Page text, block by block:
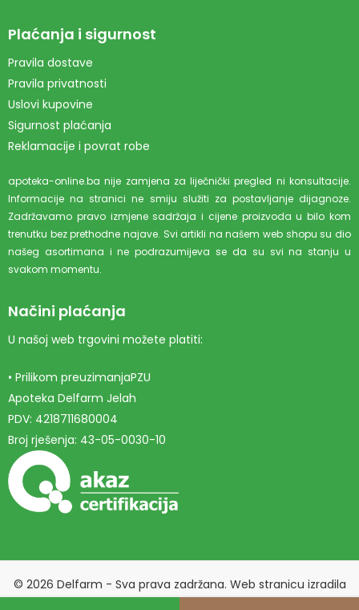
Plaćanja i sigurnost
Pravila dostave
Pravila privatnosti
Uslovi kupovine
Sigurnost plaćanja
Reklamacije i povrat robe
apoteka-online.ba nije zamjena za liječnički pregled ni konsultacije.
Informacije na stranici ne smiju služiti za postavljanje dijagnoze.
Zadržavamo pravo izmjene sadržaja i cijene proizvoda u bilo kom
trenutku bez prethodne najave. Svi artikli na našem web shopu su dio
našeg asortimana i ne podrazumijeva se da su svi na stanju u
svakom momentu.
Načini plaćanja
U našoj web trgovini možete platiti:
• Prilikom preuzimanjaPZU
Apoteka Delfarm Jelah
PDV: 4218711680004
Broj rješenja: 43-05-0030-10
© 2026 Delfarm - Sva prava zadržana. Web stranicu izradila